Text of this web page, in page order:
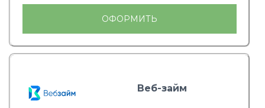
ОФОРМИТЬ
Веб-займ